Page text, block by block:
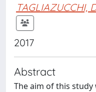
TAGLIAZUCCHI,
2017
Abstract
The aim of this